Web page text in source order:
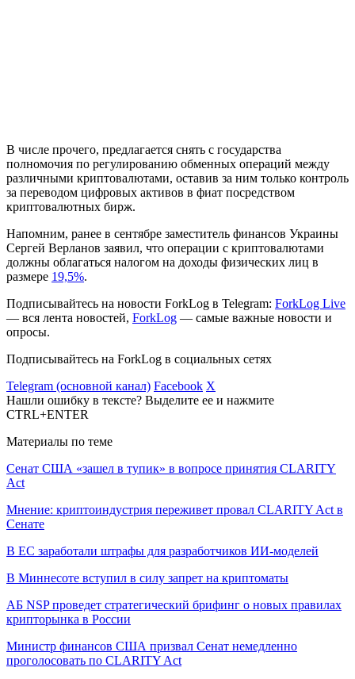
В числе прочего, предлагается снять с государства
полномочия по регулированию обменных операций между
различными криптовалютами, оставив за ним только контроль
за переводом цифровых активов в фиат посредством
криптовалютных бирж.
Напомним, ранее в сентябре заместитель финансов Украины
Сергей Верланов заявил, что операции с криптовалютами
должны облагаться налогом на доходы физических лиц в
размере 19,5%.
Подписывайтесь на новости ForkLog в Telegram: ForkLog Live
— вся лента новостей, ForkLog — самые важные новости и
опросы.
Подписывайтесь на ForkLog в социальных сетях
Telegram (основной канал) Facebook X
Нашли ошибку в тексте? Выделите ее и нажмите
CTRL+ENTER
Материалы по теме
Сенат США «зашел в тупик» в вопросе принятия CLARITY
Act
Мнение: криптоиндустрия переживет провал CLARITY Act в
Сенате
В ЕС заработали штрафы для разработчиков ИИ-моделей
В Миннесоте вступил в силу запрет на криптоматы
АБ NSP проведет стратегический брифинг о новых правилах
крипторынка в России
Министр финансов США призвал Сенат немедленно
проголосовать по CLARITY Act